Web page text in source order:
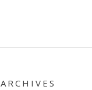
ARCHIVES